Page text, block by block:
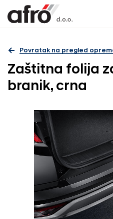
Povratak na pregled
Zaštitna folija
branik, crna